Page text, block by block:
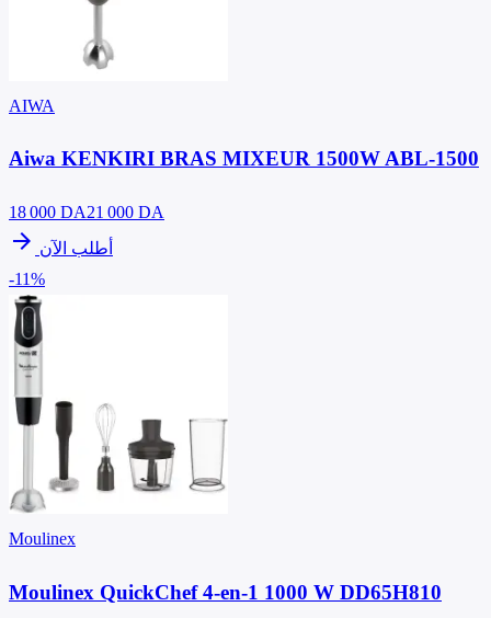
AIWA
Aiwa KENKIRI BRAS MIXEUR 1500W ABL-1500
18 000 DA21 000 DA
arrow_forward أطلب الآن
-11%
Moulinex
Moulinex QuickChef 4-en-1 1000 W DD65H810